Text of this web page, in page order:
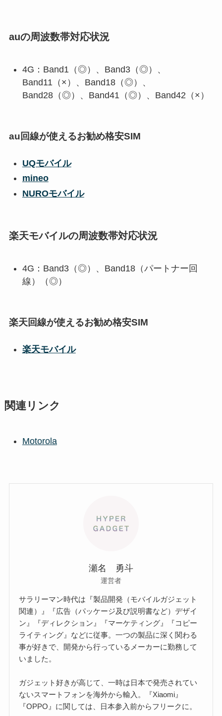
auの周波数帯対応状況
4G：Band1（◎）、Band3（◎）、
Band11（×）、Band18（◎）、
Band28（◎）、Band41（◎）、Band42（×）
au回線が使えるお勧め格安SIM
UQモバイル
mineo
NUROモバイル
楽天モバイルの周波数帯対応状況
4G：Band3（◎）、Band18（パートナー回
線）（◎）
楽天回線が使えるお勧め格安SIM
楽天モバイル
関連リンク
Motorola
瀬名 勇斗
運営者
サラリーマン時代は『製品開発（モバイルガジェット
関連）』『広告（パッケージ及び説明書など）デザイ
ン』『ディレクション』『マーケティング』『コピー
ライティング』などに従事。一つの製品に深く関わる
事が好きで、開発から行っているメーカーに勤務して
いました。
ガジェット好きが高じて、一時は日本で発売されてい
ないスマートフォンを海外から輸入。『Xiaomi』
『OPPO』に関しては、日本参入前からフリークに。